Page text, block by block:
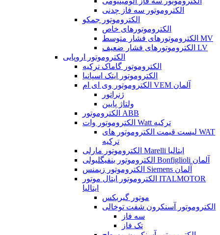
الکتروموتور سه فاز چدنی
الکتروموتور جمکو
الکتروموتورهای خاص
الکتروموتورهای فشار متوسط MV
الکتروموتورهای فشار ضعیف LV
الکتروموتور اروپایی
الکتروموتور گاماک ترکیه
الکتروموتور ایتک اسپانیا
الکتروموتور وی ای ام VEM آلمان
ژنراتور
ولتاژ پایین
الکتروموتور ABB
الکتروموتور وات Watt ترکیه
لیست قیمت الکتروموتور های WAT
ترکیه
الکتروموتور مارلی Marelli ایتالیا
الکتروموتور بنفیگلیولی Bonfiglioli آلمان
الکتروموتور زیمنس Siemens آلمان
الکتروموتور ایتال موتور ITALMOTOR
ایتالیا
موتور گیربکس
الکتروموتور آسنکرون شفت توخالی
سه فاز
تک فاز